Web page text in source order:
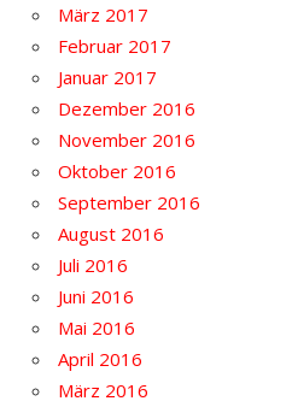
März 2017
Februar 2017
Januar 2017
Dezember 2016
November 2016
Oktober 2016
September 2016
August 2016
Juli 2016
Juni 2016
Mai 2016
April 2016
März 2016